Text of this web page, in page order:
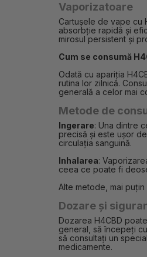
Vaporizatoare
Cartușele de vape cu
absorbție rapidă și
mirosul persistent și
Cum se consumă
Odată cu apariția
rutina lor zilnică.
generală a celor mai
Metode de
Ingerare: Una dintre
precisă și este ușor
circulația sanguină.
Inhalarea:
ceea ce poate fi
Alte metode, mai
Dozare și
Dozarea H4CBD
general, să începeți
să consultați un
medicamente.